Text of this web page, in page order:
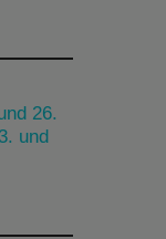
26.
und